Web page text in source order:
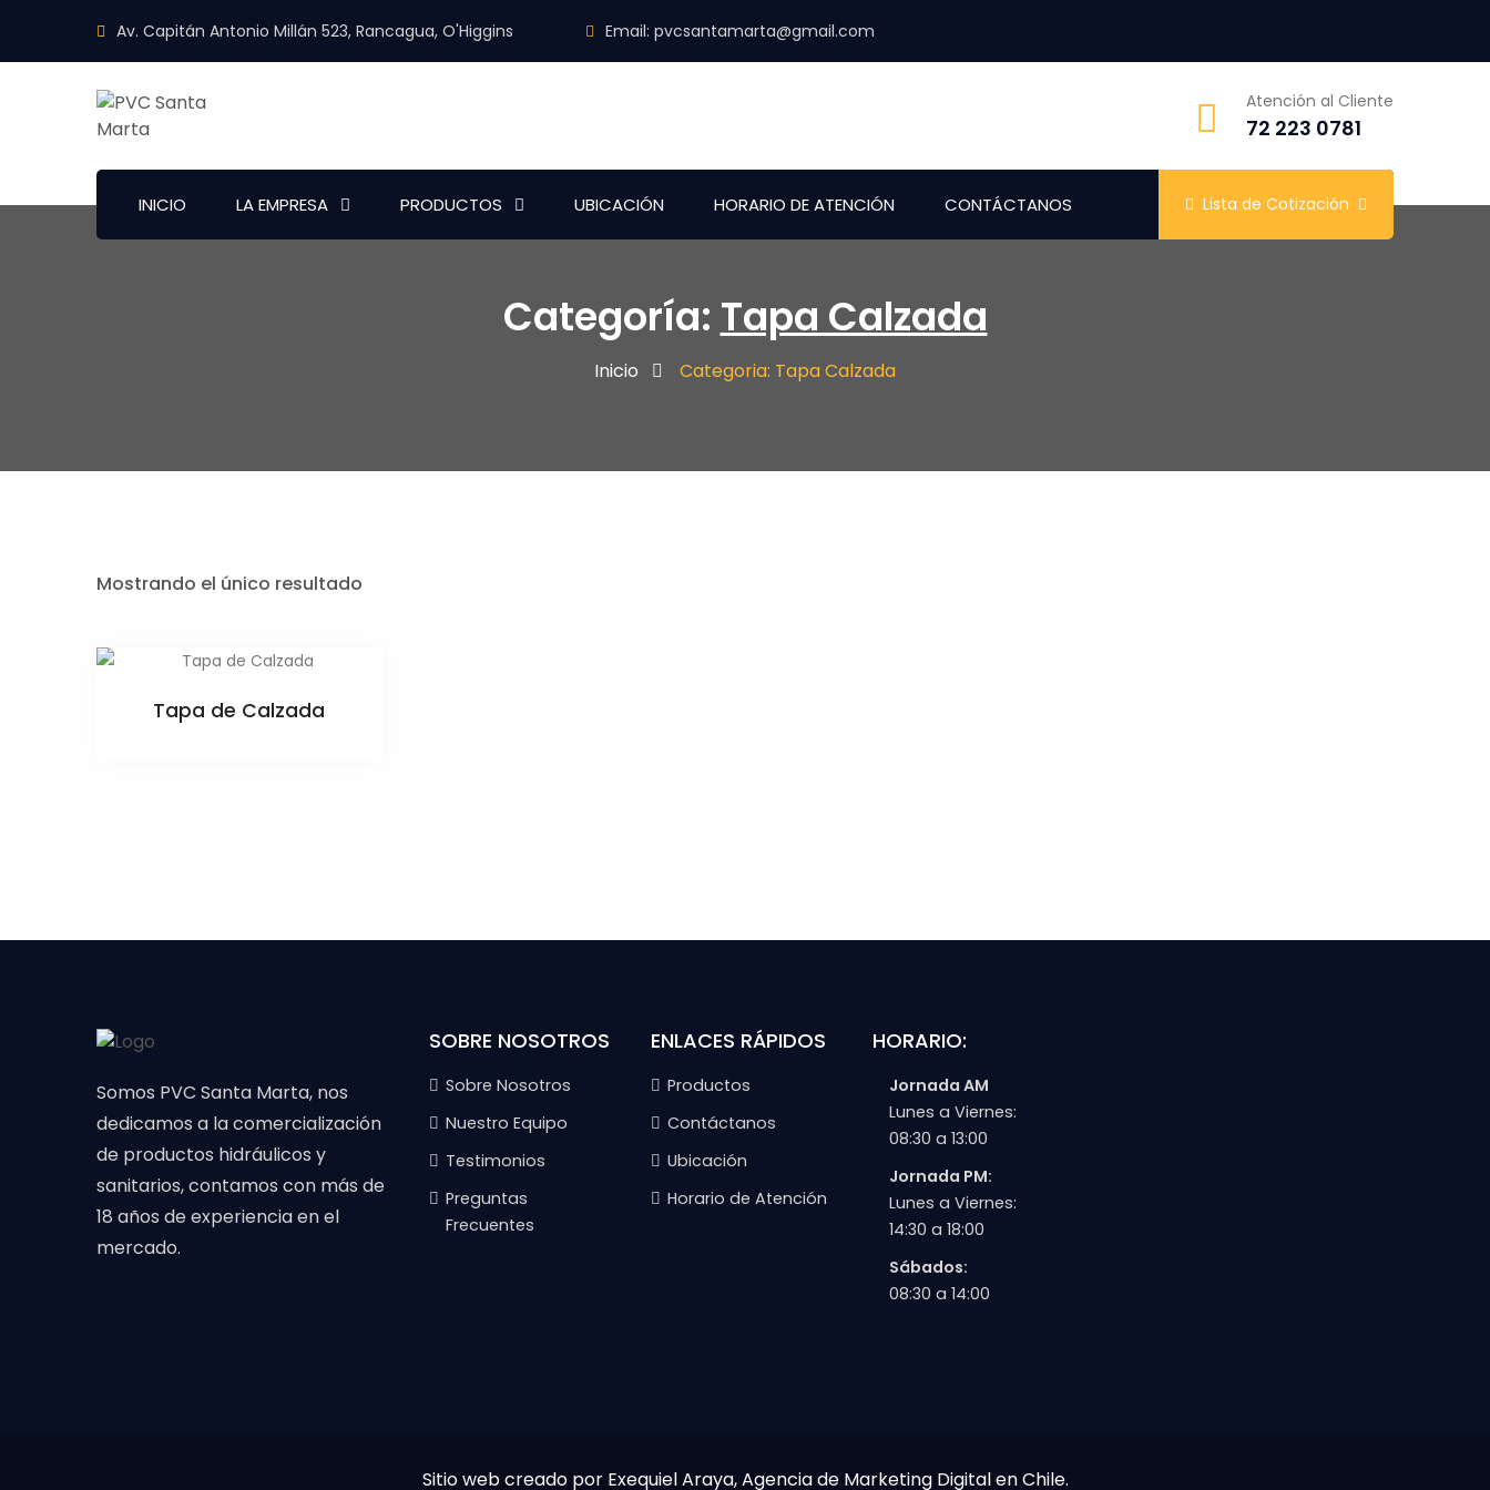
Av. Capitán Antonio Millán 523, Rancagua, O'Higgins Email: pvcsantamarta@gmail.com
Atención al Cliente
72 223 0781
INICIO LA EMPRESA PRODUCTOS UBICACIÓN HORARIO DE ATENCIÓN CONTÁCTANOS Lista de Cotización
Categoría: Tapa Calzada
Inicio Categoria: Tapa Calzada
Mostrando el único resultado
Tapa de Calzada
Somos PVC Santa Marta, nos
dedicamos a la comercialización
de productos hidráulicos y
sanitarios, contamos con más de
18 años de experiencia en el
mercado.
SOBRE NOSOTROS
Sobre Nosotros
Nuestro Equipo
Testimonios
Preguntas
Frecuentes
ENLACES RÁPIDOS
Productos
Contáctanos
Ubicación
Horario de Atención
HORARIO:
Jornada AM
Lunes a Viernes:
08:30 a 13:00
Jornada PM:
Lunes a Viernes:
14:30 a 18:00
Sábados:
08:30 a 14:00
Sitio web creado por Exequiel Araya, Agencia de Marketing Digital en Chile.